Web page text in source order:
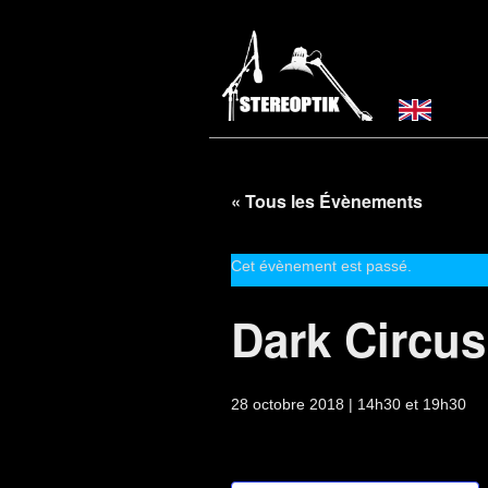
« Tous les Évènements
Cet évènement est passé.
Dark Circus
28 octobre 2018 | 14h30 et 19h30